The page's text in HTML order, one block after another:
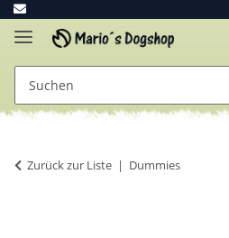
Zurück zur Liste Dummies